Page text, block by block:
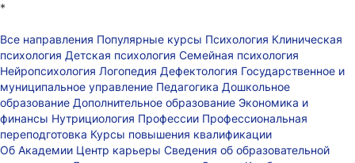
*
Все направления Популярные курсы Психология Клиническая
психология Детская психология Семейная психология
Нейропсихология Логопедия Дефектология Государственное и
муниципальное управление Педагогика Дошкольное
образование Дополнительное образование Экономика и
финансы Нутрициология Профессии Профессиональная
переподготовка Курсы повышения квалификации
Об Академии Центр карьеры Сведения об образовательной